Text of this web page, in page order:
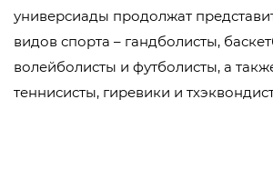
универсиады продолжат
видов спорта – гандболисты,
волейболисты и футболисты, а
теннисисты, гиревики и